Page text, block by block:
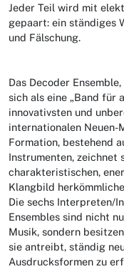
Jeder Teil wird mit
gepaart: ein ständiges
und Fälschung.
Das Decoder
sich als eine „Band für
innovativsten und
internationalen Neuen-
Formation, bestehend
Instrumenten, zeichnet
charakteristischen,
Klangbild
Die sechs Interpreten/
Ensembles sind nicht
Musik, sondern
sie antreibt, ständig
Ausdrucksformen zu